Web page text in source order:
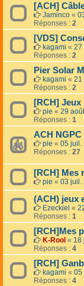
[ACH]
Jaminco «
Réponses : 2
[VDS]
kagami « 27
Réponses : 2
Pier Solar
kagami « 21
Réponses : 2
[RCH] Jeux
pie « 29
Réponses : 1
ACH NGPC
pie « 05 juil.
Réponses : 27
[RCH] Mes
pie « 03 juil.
(ACH) jeux
Ezeckiel «
Réponses : 1
[RCH]Mes
K-Rool « 18
Réponses : 4
[RCH]
kagami « 05
Réponses : 4